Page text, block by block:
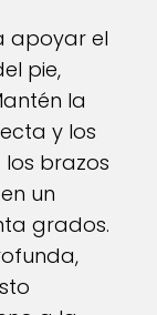
apoyar el
pie,
la
y los
brazos
un
grados.